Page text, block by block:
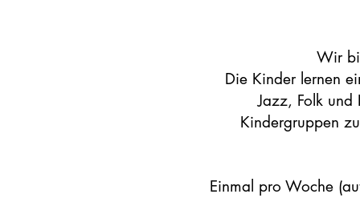
Wir
Die Kinder lernen
Jazz, Folk und
Kindergruppen
Einmal pro Woche